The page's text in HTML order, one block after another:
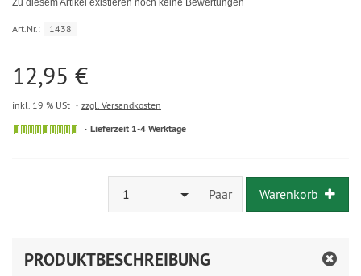
Zu diesem Artikel existieren noch keine Bewertungen
Art.Nr.: 1438
12,95 €
inkl. 19 % USt zzgl. Versandkosten
Lieferzeit 1-4 Werktage
1 Paar Warenkorb
PRODUKTBESCHREIBUNG